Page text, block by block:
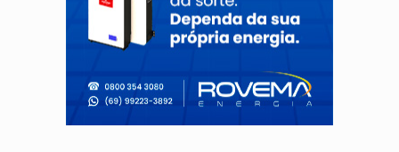
GIGANTE DA AMÉRICA: Brasil reúne dimensão continental e posição
INDEPENDÊNCIA:10 dicas importantes para quem quer
VARCENA: Cientistas descobrem nova espécie de rã em florestas